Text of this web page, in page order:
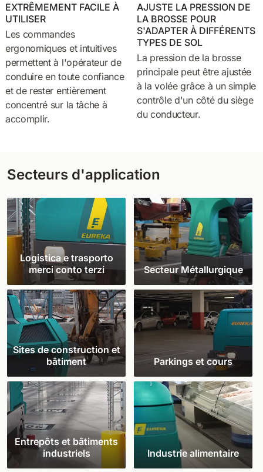
EXTRÊMEMENT FACILE À
UTILISER
Les commandes
ergonomiques et intuitives
permettent à l'opérateur de
conduire en toute confiance
et de rester entièrement
concentré sur la tâche à
accomplir.
AJUSTE LA PRESSION DE
LA BROSSE POUR
S'ADAPTER À DIFFÉRENTS
TYPES DE SOL
La pression de la brosse
principale peut être ajustée
à la volée grâce à un simple
contrôle d'un côté du siège
du conducteur.
Secteurs d'application
Logistica e trasporto
merci conto terzi
Secteur Métallurgique
Sites de construction et
bâtiment
Parkings et cours
Entrepôts et bâtiments
industriels
Industrie alimentaire